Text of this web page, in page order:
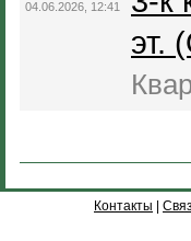
04.06.2026, 12:41
эт.
Контакты